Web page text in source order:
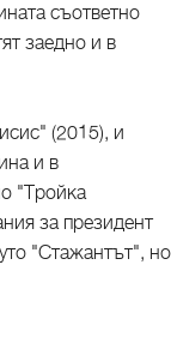
съответно
заедно и в
(2015), и
и в
"Тройка
за президент
"Стажантът", но